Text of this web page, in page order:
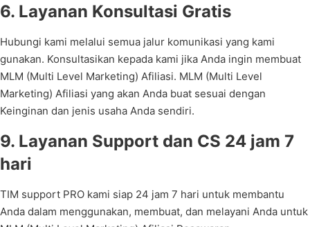
6. Layanan Konsultasi Gratis
Hubungi kami melalui semua jalur komunikasi yang kami
gunakan. Konsultasikan kepada kami jika Anda ingin membuat
MLM (Multi Level Marketing) Afiliasi. MLM (Multi Level
Marketing) Afiliasi yang akan Anda buat sesuai dengan
Keinginan dan jenis usaha Anda sendiri.
9. Layanan Support dan CS 24 jam 7
hari
TIM support PRO kami siap 24 jam 7 hari untuk membantu
Anda dalam menggunakan, membuat, dan melayani Anda untuk